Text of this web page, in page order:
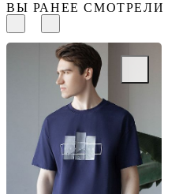
ВЫ РАНЕЕ СМОТРЕЛИ